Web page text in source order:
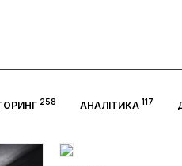
258 АНАЛІТИКА 117